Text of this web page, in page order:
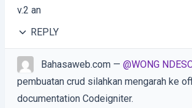
v.2 an
REPLY
Bahasaweb.com — @WONG
pembuatan crud silahkan mengarah ke
documentation Codeigniter.